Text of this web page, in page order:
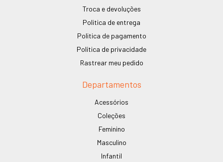
Troca e devoluções
Politica de entrega
Politica de pagamento
Política de privacidade
Rastrear meu pedido
Departamentos
Acessórios
Coleções
Feminino
Masculino
Infantil